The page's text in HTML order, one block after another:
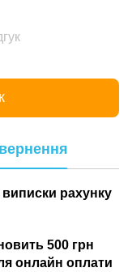
рахунку
500 грн
онлайн оплати